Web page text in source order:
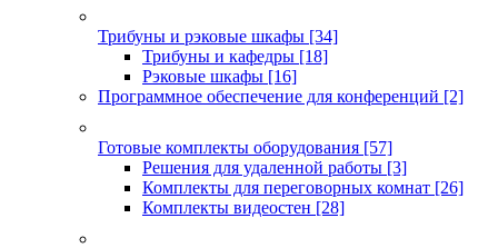
Трибуны и рэковые шкафы [34]
Трибуны и кафедры [18]
Рэковые шкафы [16]
Программное обеспечение для конференций [2]
Готовые комплекты оборудования [57]
Решения для удаленной работы [3]
Комплекты для переговорных комнат [26]
Комплекты видеостен [28]